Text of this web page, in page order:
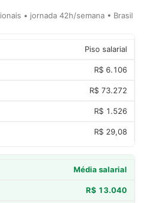
• jornada 42h/semana • Brasil
Piso salarial
R$ 6.106
R$ 73.272
R$ 1.526
R$ 29,08
Média salarial
R$ 13.040